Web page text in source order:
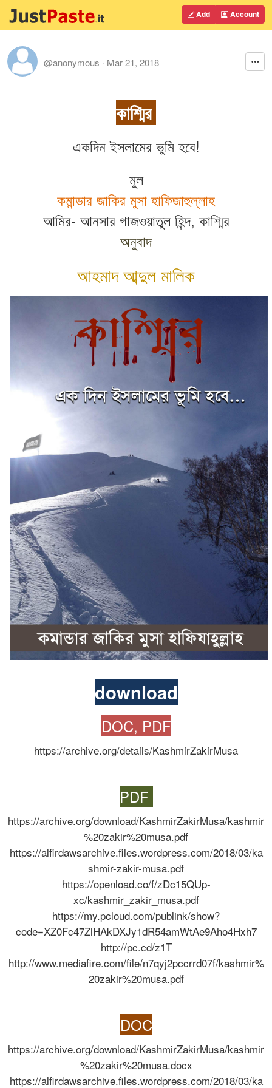
Add Account
@anonymous · Mar 21, 2018
কাশ্মির
একদিন ইসলামের ভুমি হবে!
মুল
কমান্ডার জাকির মুসা হাফিজাহুল্লাহ
আমির- আনসার গাজওয়াতুল হিন্দ, কাশ্মির
অনুবাদ
আহমাদ আব্দুল মালিক
download
DOC, PDF
https://archive.org/details/KashmirZakirMusa
PDF
https://archive.org/download/KashmirZakirMusa/kashmir
%20zakir%20musa.pdf
https://alfirdawsarchive.files.wordpress.com/2018/03/ka
shmir-zakir-musa.pdf
https://openload.co/f/zDc15QUp-
xc/kashmir_zakir_musa.pdf
https://my.pcloud.com/publink/show?
code=XZ0Fc47ZlHAkDXJy1dR54amWtAe9Aho4Hxh7
http://pc.cd/z1T
http://www.mediafire.com/file/n7qyj2pccrrd07f/kashmir%
20zakir%20musa.pdf
DOC
https://archive.org/download/KashmirZakirMusa/kashmir
%20zakir%20musa.docx
https://alfirdawsarchive.files.wordpress.com/2018/03/ka